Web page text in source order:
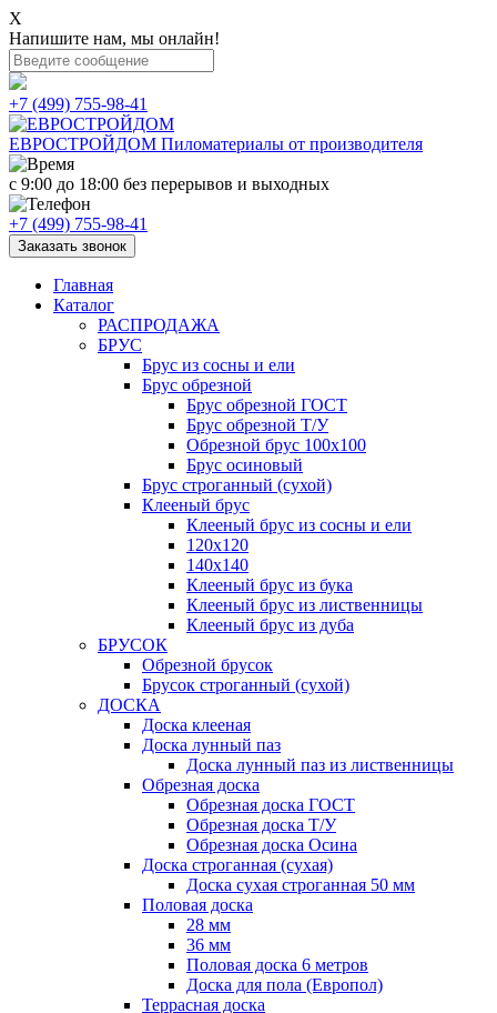
X
Напишите нам, мы онлайн!
+7 (499) 755-98-41
ЕВРОСТРОЙДОМ Пиломатериалы от производителя
с 9:00 до 18:00 без перерывов и выходных
+7 (499) 755-98-41
Заказать звонок
Главная
Каталог
РАСПРОДАЖА
БРУС
Брус из сосны и ели
Брус обрезной
Брус обрезной ГОСТ
Брус обрезной Т/У
Обрезной брус 100х100
Брус осиновый
Брус строганный (сухой)
Клееный брус
Клееный брус из сосны и ели
120х120
140х140
Клееный брус из бука
Клееный брус из лиственницы
Клееный брус из дуба
БРУСОК
Обрезной брусок
Брусок строганный (сухой)
ДОСКА
Доска клееная
Доска лунный паз
Доска лунный паз из лиственницы
Обрезная доска
Обрезная доска ГОСТ
Обрезная доска Т/У
Обрезная доска Осина
Доска строганная (сухая)
Доска сухая строганная 50 мм
Половая доска
28 мм
36 мм
Половая доска 6 метров
Доска для пола (Европол)
Террасная доска